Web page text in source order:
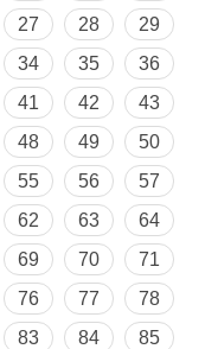
27 28
29
34 35
36
41 42
43
48 49
50
55 56
57
62 63
64
69 70
71
76 77
78
83 84
85